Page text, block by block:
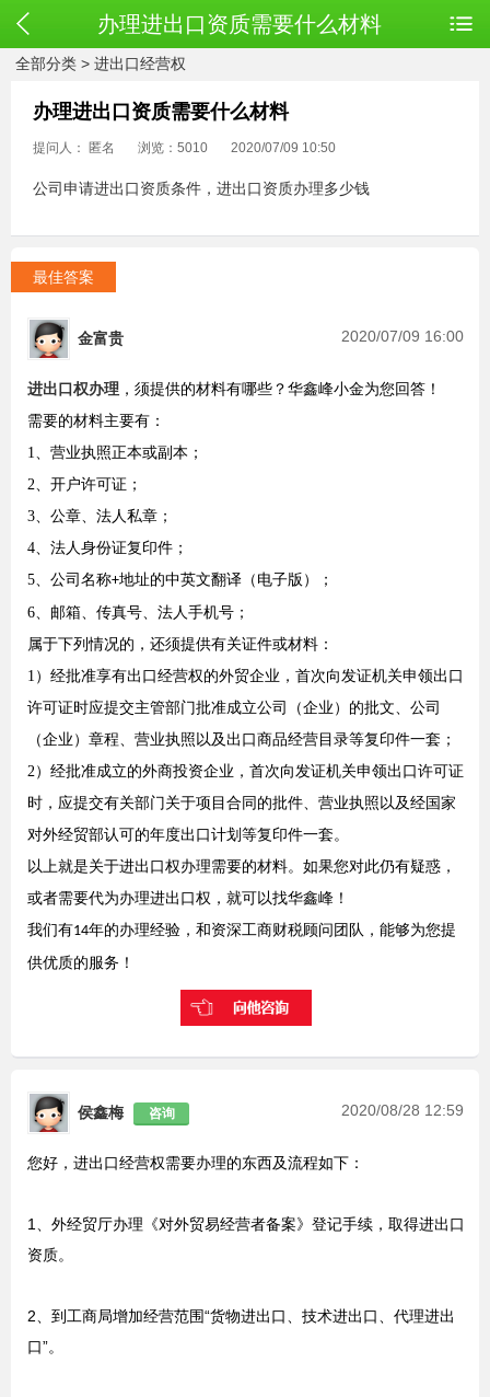
办理进出口资质需要什么材料
全部分类 > 进出口经营权
办理进出口资质需要什么材料
提问人： 匿名 浏览：5010 2020/07/09 10:50
公司申请进出口资质条件，进出口资质办理多少钱
最佳答案
金富贵 2020/07/09 16:00
进出口权办理 ，须提供的材料有哪些？华鑫峰小金为您回答！
需要的材料主要有：
1、营业执照正本或副本；
2、开户许可证；
3、公章、法人私章；
4、法人身份证复印件；
5、公司名称+地址的中英文翻译（电子版）；
6、邮箱、传真号、法人手机号；
属于下列情况的，还须提供有关证件或材料：
1 ）经批准享有出口经营权的外贸企业，首次向发证机关申领出口
许可证时应提交主管部门批准成立公司（企业）的批文、公司
（企业）章程、营业执照以及出口商品经营目录等复印件一套；
2）经批准成立的外商投资企业，首次向发证机关申领出口许可证
时，应提交有关部门关于项目合同的批件、营业执照以及经国家
对外经贸部认可的年度出口计划等复印件一套。
以上就是关于进出口权办理需要的材料。如果您对此仍有疑惑，
或者需要代为办理进出口权，就可以找华鑫峰！
我们有14年的办理经验，和资深工商财税顾问团队，能够为您提
供优质的服务！
侯鑫梅 咨询 2020/08/28 12:59
您好，进出口经营权需要办理的东西及流程如下：
1、外经贸厅办理《对外贸易经营者备案》登记手续，取得进出口
资质。
2、到工商局增加经营范围“货物进出口、技术进出口、代理进出
口”。